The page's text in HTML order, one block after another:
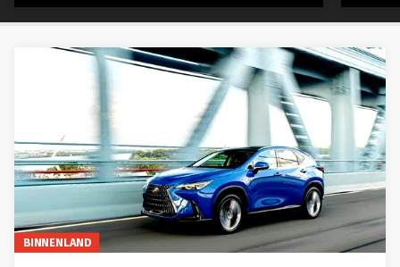
BINNENLAND